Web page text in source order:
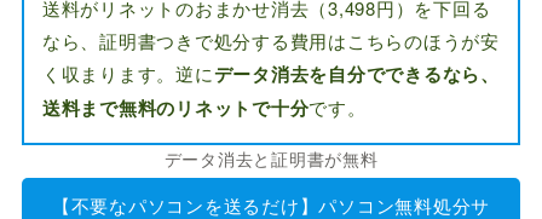
送料がリネットのおまかせ消去（3,498円）を下回る
なら、証明書つきで処分する費用はこちらのほうが安
く収まります。逆にデータ消去を自分でできるなら、
送料まで無料のリネットで十分です。
データ消去と証明書が無料
【不要なパソコンを送るだけ】パソコン無料処分サ